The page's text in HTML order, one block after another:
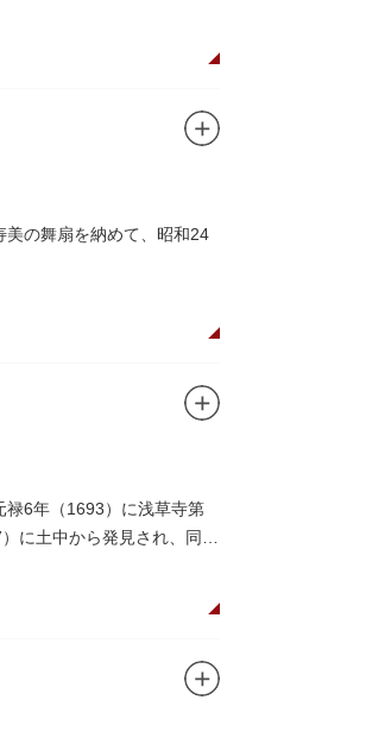
美の舞扇を納めて、昭和24
禄6年（1693）に浅草寺第
に土中から発見され、同8